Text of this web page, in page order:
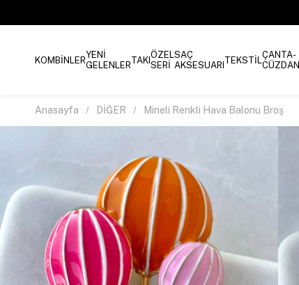
KOMBİNLERYENİ
GELENLERTAKIÖZEL
SERİ
SAÇ
AKSESUARI TEKSTİLÇANTA-
CÜZDAN
Anasayfa DİĞER Mineli Renkli Hava Balonu Broş